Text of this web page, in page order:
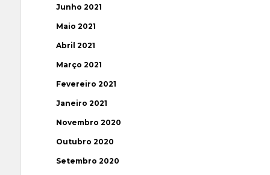
Junho 2021
Maio 2021
Abril 2021
Março 2021
Fevereiro 2021
Janeiro 2021
Novembro 2020
Outubro 2020
Setembro 2020